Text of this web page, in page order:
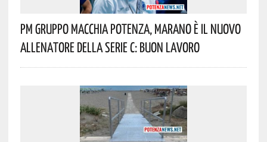
Pm Gruppo Macchia Potenza, Marano È Il Nuovo
Allenatore Della Serie C: Buon Lavoro